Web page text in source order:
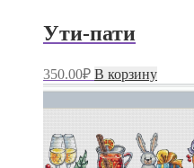
Ути-пати
350.00₽ В корзину